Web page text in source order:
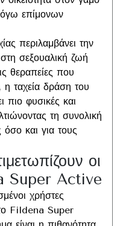
επίμονων
περιλαμβάνει την
σεξουαλική ζωή
θεραπείες που
η ταχεία δράση του
φυσικές και
τη συνολική
όσο και για τους
οι
Super Active
χρήστες
Fildena Super